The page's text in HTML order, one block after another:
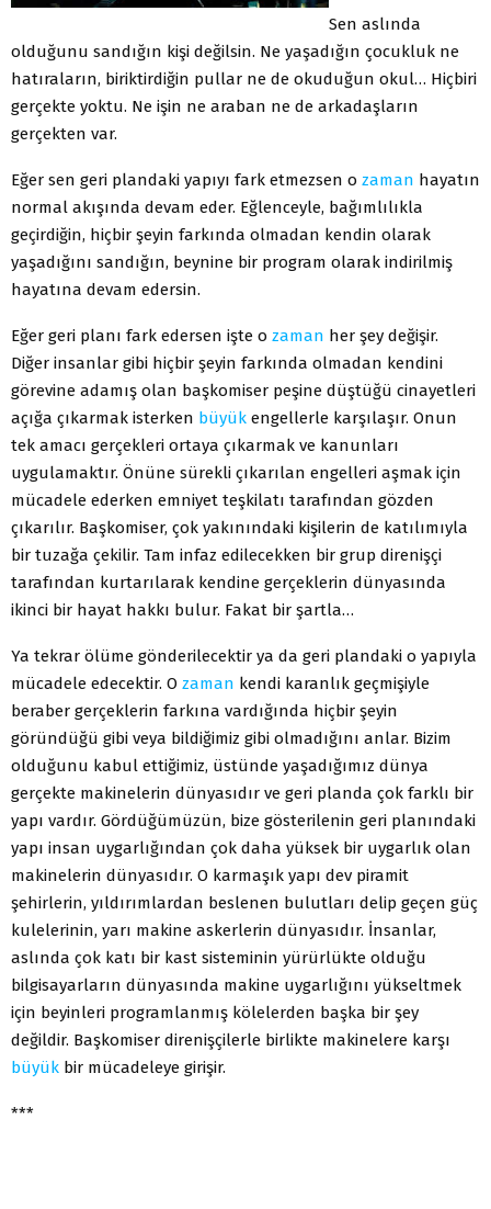
Sen aslında
olduğunu sandığın kişi değilsin. Ne yaşadığın çocukluk ne
hatıraların, biriktirdiğin pullar ne de okuduğun okul… Hiçbiri
gerçekte yoktu. Ne işin ne araban ne de arkadaşların
gerçekten var.
Eğer sen geri plandaki yapıyı fark etmezsen o zaman hayatın
normal akışında devam eder. Eğlenceyle, bağımlılıkla
geçirdiğin, hiçbir şeyin farkında olmadan kendin olarak
yaşadığını sandığın, beynine bir program olarak indirilmiş
hayatına devam edersin.
Eğer geri planı fark edersen işte o zaman her şey değişir.
Diğer insanlar gibi hiçbir şeyin farkında olmadan kendini
görevine adamış olan başkomiser peşine düştüğü cinayetleri
açığa çıkarmak isterken büyük engellerle karşılaşır. Onun
tek amacı gerçekleri ortaya çıkarmak ve kanunları
uygulamaktır. Önüne sürekli çıkarılan engelleri aşmak için
mücadele ederken emniyet teşkilatı tarafından gözden
çıkarılır. Başkomiser, çok yakınındaki kişilerin de katılımıyla
bir tuzağa çekilir. Tam infaz edilecekken bir grup direnişçi
tarafından kurtarılarak kendine gerçeklerin dünyasında
ikinci bir hayat hakkı bulur. Fakat bir şartla…
Ya tekrar ölüme gönderilecektir ya da geri plandaki o yapıyla
mücadele edecektir. O zaman kendi karanlık geçmişiyle
beraber gerçeklerin farkına vardığında hiçbir şeyin
göründüğü gibi veya bildiğimiz gibi olmadığını anlar. Bizim
olduğunu kabul ettiğimiz, üstünde yaşadığımız dünya
gerçekte makinelerin dünyasıdır ve geri planda çok farklı bir
yapı vardır. Gördüğümüzün, bize gösterilenin geri planındaki
yapı insan uygarlığından çok daha yüksek bir uygarlık olan
makinelerin dünyasıdır. O karmaşık yapı dev piramit
şehirlerin, yıldırımlardan beslenen bulutları delip geçen güç
kulelerinin, yarı makine askerlerin dünyasıdır. İnsanlar,
aslında çok katı bir kast sisteminin yürürlükte olduğu
bilgisayarların dünyasında makine uygarlığını yükseltmek
için beyinleri programlanmış kölelerden başka bir şey
değildir. Başkomiser direnişçilerle birlikte makinelere karşı
büyük bir mücadeleye girişir.
***